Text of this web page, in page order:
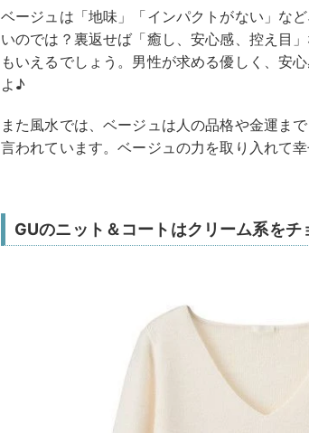
ベージュは「地味」「インパクトがない」な
いのでは？裏返せば「癒し、安心感、控え目
もいえるでしょう。男性が求める優しく、安
よ♪
また風水では、ベージュは人の品格や金運ま
言われています。ベージュの力を取り入れて
GUのニット＆コートはクリーム系を